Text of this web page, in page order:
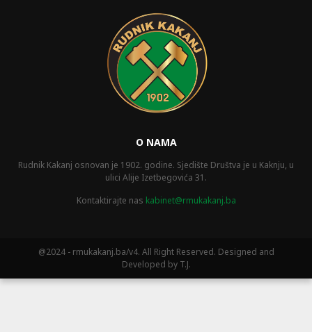
O NAMA
Rudnik Kakanj osnovan je 1902. godine. Sjedište Društva je u Kaknju, u
ulici Alije Izetbegovića 31.
Kontaktirajte nas kabinet@rmukakanj.ba
@2024 - rmukakanj.ba/v4. All Right Reserved. Designed and
Developed by T.J.